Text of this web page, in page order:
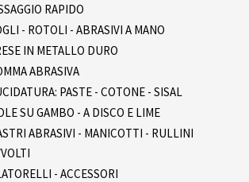
RAPIDO
- ROTOLI - ABRASIVI A MANO
IN METALLO DURO
ABRASIVA
PASTE - COTONE - SISAL
SU GAMBO - A DISCO E LIME
ABRASIVI - MANICOTTI - RULLINI
- ACCESSORI